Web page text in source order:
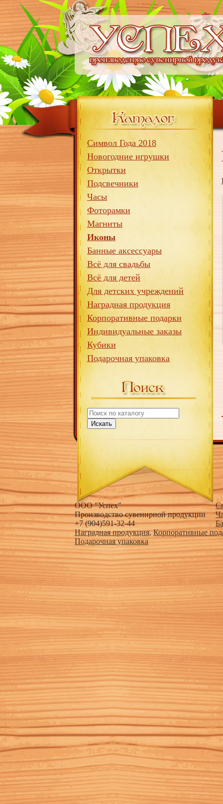
Символ Года 2018
Новогодние игрушки
Открытки
Подсвечники
Часы
Фоторамки
Магниты
Иконы
Банные аксессуары
Всё для свадьбы
Всё для детей
Для детских учреждений
Наградная продукция
Корпоративные подарки
Индивидуальные заказы
Кубики
Подарочная упаковка
Искать
ООО "Успех"
Производство сувенирной продукции
+7 (904)591-32-44
Наградная продукция,Корпоративные
Подарочная упаковка